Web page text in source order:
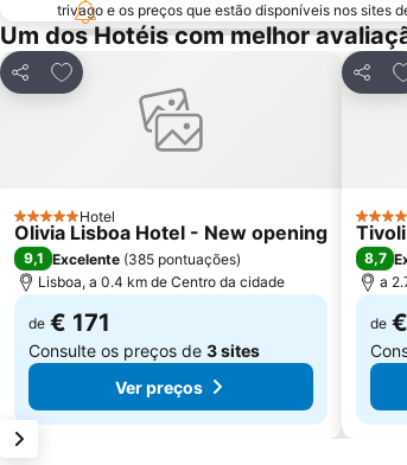
trivago e os preços que estão disponíveis nos sites
Um dos Hotéis com melhor
Partilhar
Adicionar aos favoritos
5 EstrelasHotel
Olivia Lisboa Hotel - New opening
9,1 Excelente (385 pontuações)
Lisboa, a 0.4 km de Centro da cidade
de € 171
Consulte os preços de 3 sites
Ver preços
4
8,7
a
de